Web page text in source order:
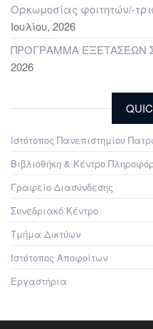
Ορκωμοσίας φοιτητών/-
Ιουλίου, 2026
ΠΡΟΓΡΑΜΜΑ ΕΞΕΤΑΣΕΩΝ
2026
Ιστότοπος Πανεπιστημίου
Βιβλιοθήκη & Κέντρο
Γραφείο Διασύνδεσης
Συνεδριακό Κέντρο
Τμήμα Δικτύων
Ιστότοπος Αποφοίτων
Εργαστήρια